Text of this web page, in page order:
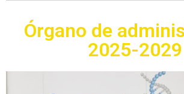
Órgano de
2025-2029